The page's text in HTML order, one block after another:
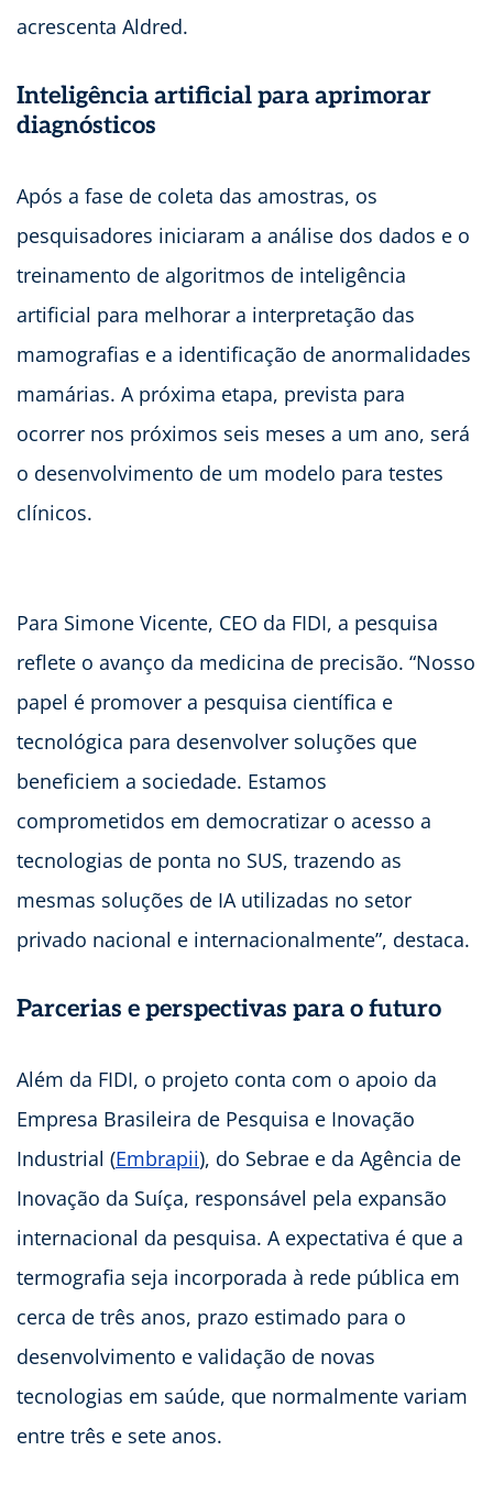
acrescenta Aldred.
Inteligência artificial para aprimorar
diagnósticos
Após a fase de coleta das amostras, os
pesquisadores iniciaram a análise dos dados e o
treinamento de algoritmos de inteligência
artificial para melhorar a interpretação das
mamografias e a identificação de anormalidades
mamárias. A próxima etapa, prevista para
ocorrer nos próximos seis meses a um ano, será
o desenvolvimento de um modelo para testes
clínicos.
Para Simone Vicente, CEO da FIDI, a pesquisa
reflete o avanço da medicina de precisão. “Nosso
papel é promover a pesquisa científica e
tecnológica para desenvolver soluções que
beneficiem a sociedade. Estamos
comprometidos em democratizar o acesso a
tecnologias de ponta no SUS, trazendo as
mesmas soluções de IA utilizadas no setor
privado nacional e internacionalmente”, destaca.
Parcerias e perspectivas para o futuro
Além da FIDI, o projeto conta com o apoio da
Empresa Brasileira de Pesquisa e Inovação
Industrial (Embrapii), do Sebrae e da Agência de
Inovação da Suíça, responsável pela expansão
internacional da pesquisa. A expectativa é que a
termografia seja incorporada à rede pública em
cerca de três anos, prazo estimado para o
desenvolvimento e validação de novas
tecnologias em saúde, que normalmente variam
entre três e sete anos.